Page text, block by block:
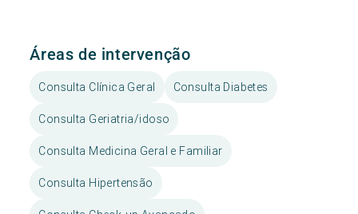
Áreas de intervenção
Consulta Clínica Geral Consulta Diabetes
Consulta Geriatria/idoso
Consulta Medicina Geral e Familiar
Consulta Hipertensão